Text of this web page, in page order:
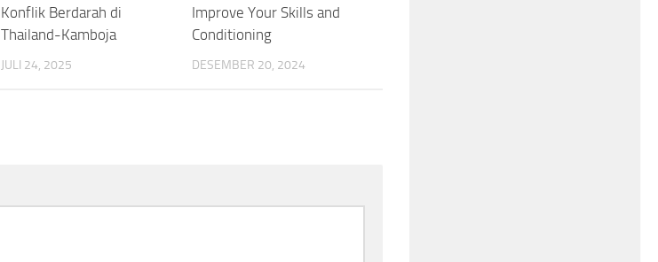
Konflik Berdarah di
Thailand-Kamboja
JULI 24, 2025
Improve Your Skills and
Conditioning
DESEMBER 20, 2024